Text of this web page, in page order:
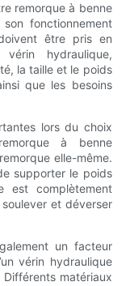
remorque à benne
fonctionnement
être pris en
hydraulique,
la taille et le poids
que les besoins
lors du choix
à benne
elle-même.
supporter le poids
est complètement
et déverser
un facteur
vérin hydraulique
matériaux